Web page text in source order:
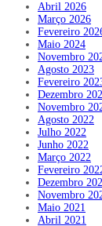
Abril 2026
Março 2026
Fevereiro
Maio 2024
Novembro
Agosto 2023
Fevereiro
Dezembro
Novembro
Agosto 2022
Julho 2022
Junho 2022
Março 2022
Fevereiro
Dezembro
Novembro
Maio 2021
Abril 2021